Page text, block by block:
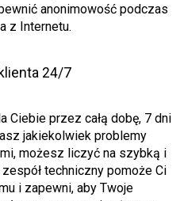
anonimowość podczas
z Internetu.
24/7
Ciebie przez całą dobę, 7 dni
jakiekolwiek problemy
możesz liczyć na szybką i
techniczny pomoże Ci
i zapewni, aby Twoje